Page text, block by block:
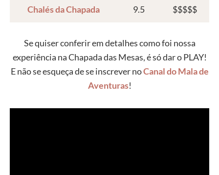
Chalés da Chapada 9.5 $$$$$
Se quiser conferir em detalhes como foi nossa
experiência na Chapada das Mesas, é só dar o PLAY!
E não se esqueça de se inscrever noCanal do Mala de
Aventuras!